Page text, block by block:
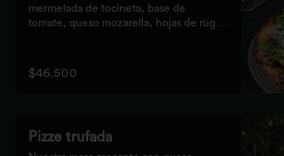
mermelada de tocineta, base de
tomate, queso mozarella, hojas de rúgula
$46.500
Pizze trufada